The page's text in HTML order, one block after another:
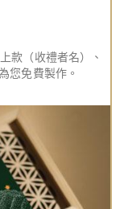
款（收禮者名）、
您免費製作。